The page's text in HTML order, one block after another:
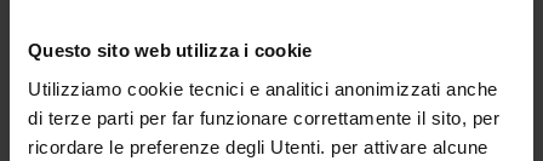
Questo sito web utilizza i cookie
Utilizziamo cookie tecnici e analitici anonimizzati anche
di terze parti per far funzionare correttamente il sito, per
ricordare le preferenze degli Utenti. per attivare alcune